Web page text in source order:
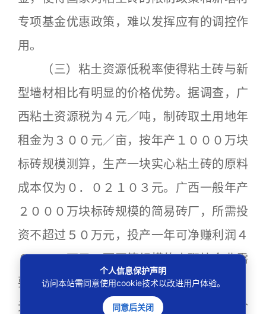
专项基金优惠政策，难以发挥应有的调控作
用。
（三）粘土资源低税率使得粘土砖与新
型墙材相比有明显的价格优势。据调查，广
西粘土资源税为４元／吨，制砖取土用地年
租金为３００元／亩，按年产１０００万块
标砖规模测算，生产一块实心粘土砖的原料
成本仅为０．０２１０３元。广西一般年产
２０００万块标砖规模的简易砖厂，所需投
资不超过５０万元，投产一年可净赚利润４
０—６０万元。而同等规模的小砌块企业需
要投资８０万元，折算标砖成本为０．１２
元，与实心砖差价８分钱，是实心粘土砖价
个人信息保护声明
访问本站需同意使用cookie技术以改进用户体验。
同意后关闭